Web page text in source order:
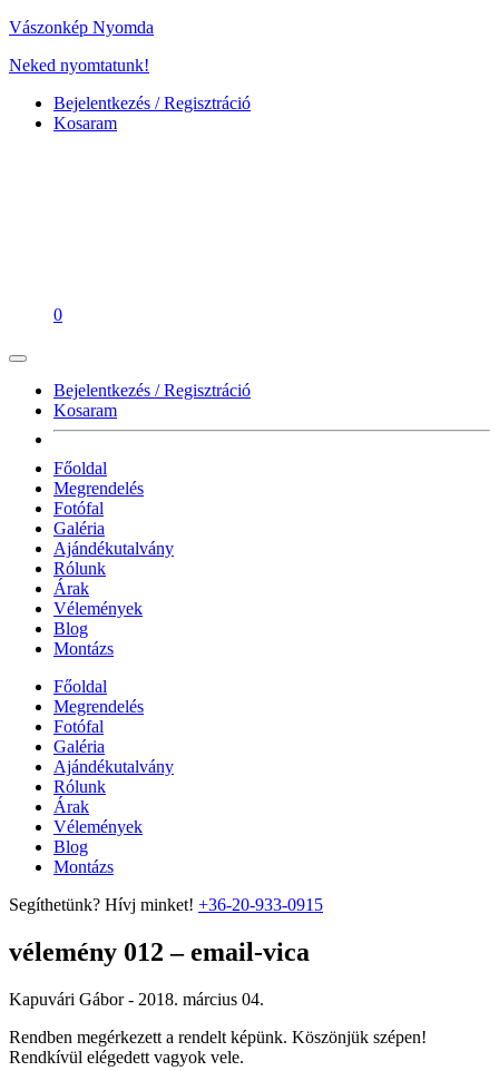
Vászonkép Nyomda
Neked nyomtatunk!
Bejelentkezés / Regisztráció
Kosaram
0
Bejelentkezés / Regisztráció
Kosaram
Főoldal
Megrendelés
Fotófal
Galéria
Ajándékutalvány
Rólunk
Árak
Vélemények
Blog
Montázs
Főoldal
Megrendelés
Fotófal
Galéria
Ajándékutalvány
Rólunk
Árak
Vélemények
Blog
Montázs
Segíthetünk? Hívj minket! +36-20-933-0915
vélemény 012 – email-vica
Kapuvári Gábor - 2018. március 04.
Rendben megérkezett a rendelt képünk. Köszönjük szépen!
Rendkívül elégedett vagyok vele.